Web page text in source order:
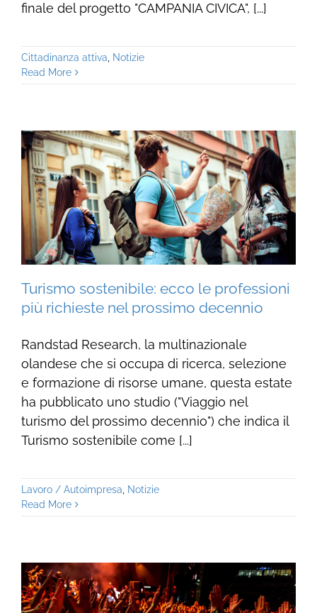
finale del progetto "CAMPANIA CIVICA", [...]
Cittadinanza attiva
Notizie
Read More
Turismo sostenibile: ecco le professioni
più richieste nel prossimo decennio
Randstad Research, la multinazionale
olandese che si occupa di ricerca, selezione
e formazione di risorse umane, questa estate
ha pubblicato uno studio ("Viaggio nel
turismo del prossimo decennio") che indica il
Turismo sostenibile come [...]
Lavoro / Autoimpresa, Notizie
Read More